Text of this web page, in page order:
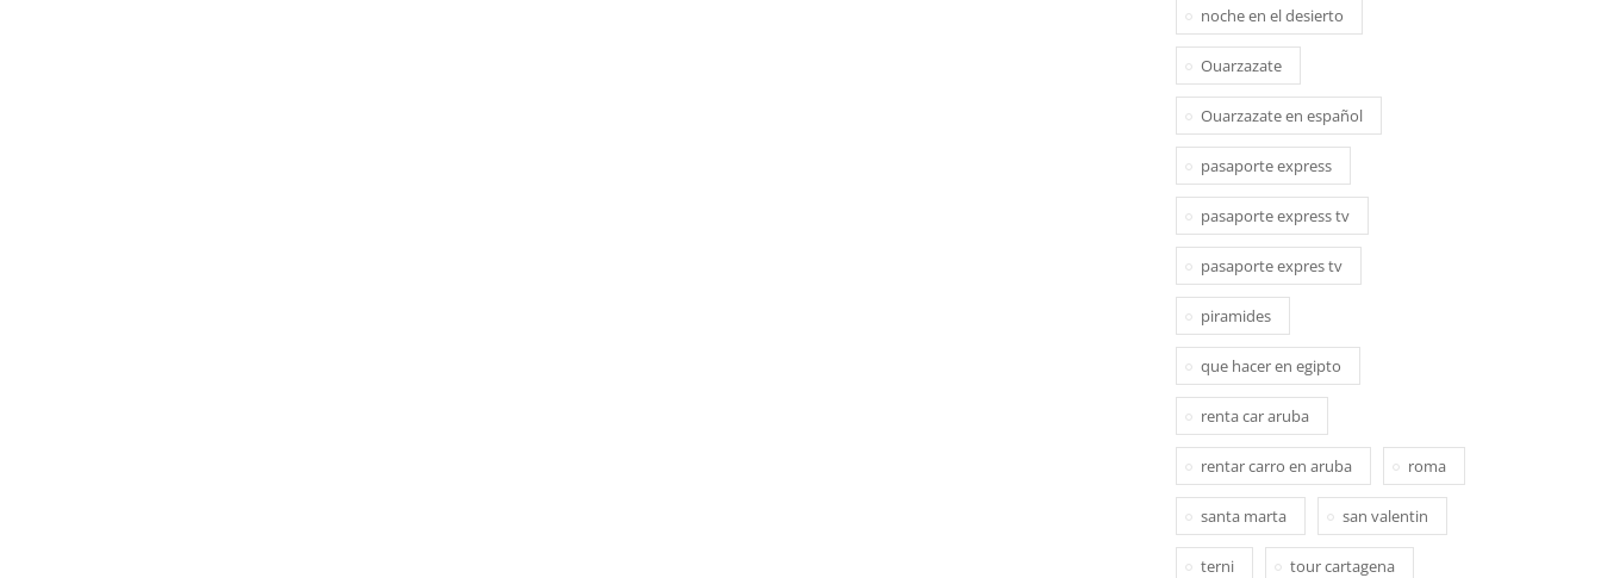
noche en el desierto
Ouarzazate
Ouarzazate en español
pasaporte express
pasaporte express tv
pasaporte expres tv
piramides
que hacer en egipto
renta car aruba
rentar carro en aruba roma
santa marta san valentin
terni tour cartagena